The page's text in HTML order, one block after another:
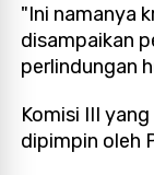
"Ini namanya
disampaikan
perlindungan
Komisi III
dipimpin oleh